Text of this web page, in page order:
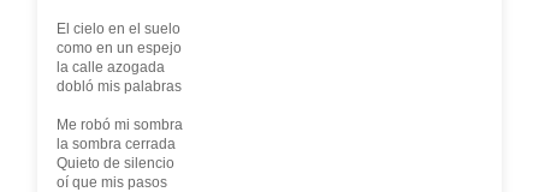
El cielo en el suelo
como en un espejo
la calle azogada
dobló mis palabras
Me robó mi sombra
la sombra cerrada
Quieto de silencio
oí que mis pasos